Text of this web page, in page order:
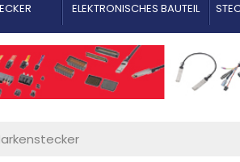
ELEKTRONISCHES BAUTEIL